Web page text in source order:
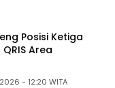
Posisi Ketiga
Area
Jumat, 03 Juli 2026 - 12:20 WITA